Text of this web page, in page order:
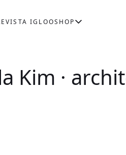
IGLOOSHOP
| 2017
Kim ·